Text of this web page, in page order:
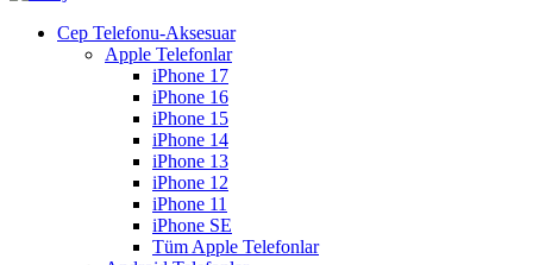
Cep Telefonu-Aksesuar
Apple Telefonlar
iPhone 17
iPhone 16
iPhone 15
iPhone 14
iPhone 13
iPhone 12
iPhone 11
iPhone SE
Tüm Apple Telefonlar